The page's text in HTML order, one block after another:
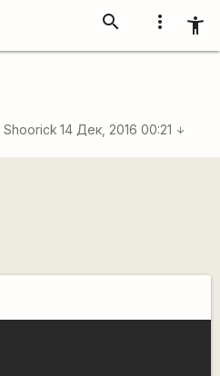
more_vert accessibility_new
search
Shoorick 14 Дек, 2016 00:21 arrow_downward